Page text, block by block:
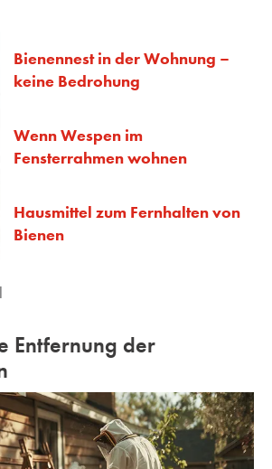
Bienennest in der Wohnung –
keine Bedrohung
Wenn Wespen im
Fensterrahmen wohnen
Hausmittel zum Fernhalten von
Bienen
Entfernung der